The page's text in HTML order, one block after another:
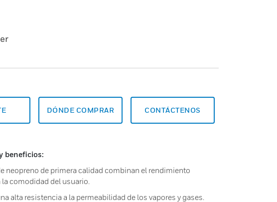
DÓNDE COMPRAR CONTÁCTENOS
beneficios:
neopreno de primera calidad combinan el rendimiento
comodidad del usuario.
alta resistencia a la permeabilidad de los vapores y gases.